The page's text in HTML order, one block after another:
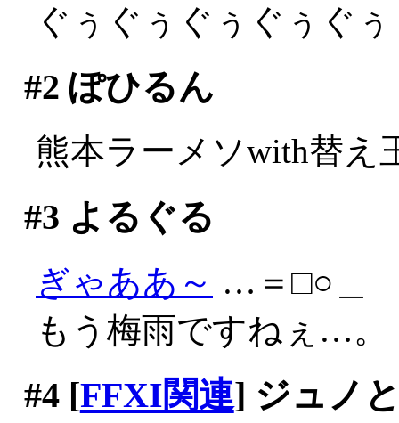
ぐぅぐぅぐぅぐぅぐ
#2 ぽひるん
熊本ラーメソwith替え
#3 よるぐる
ぎゃああ～ …＝□○＿
もう梅雨ですねぇ…。
#4[FFXI関連] ジュノ